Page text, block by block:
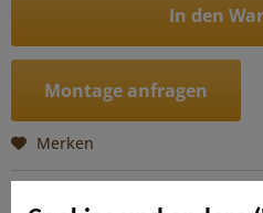
In den
Montage anfragen
Merken